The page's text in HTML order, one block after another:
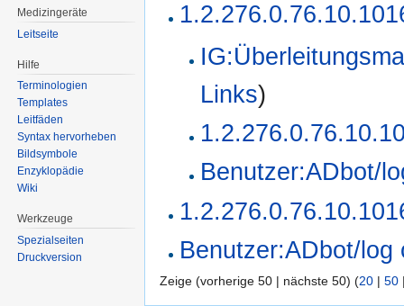
Links)
Benutzer:ADbot/
Benutzer:ADbot/log
Zeige (vorherige 50 | nächste 50) (20 | 50
Medizingeräte
Leitseite
Hilfe
Terminologien
Templates
Leitfäden
Syntax hervorheben
Bildsymbole
Enzyklopädie
Wiki
Werkzeuge
Spezialseiten
Druckversion